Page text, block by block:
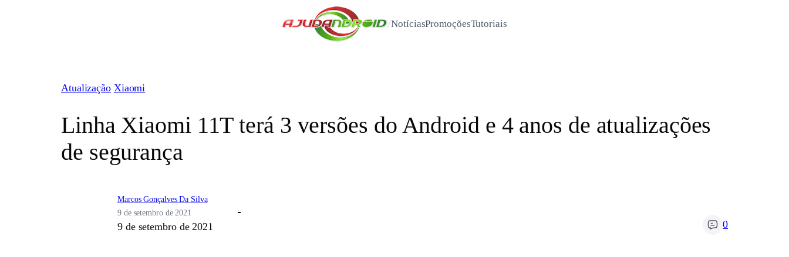
/NotíciasPromoçõesTutoriais
Atualização Xiaomi
Linha Xiaomi 11T terá 3 versões do Android e 4 anos de atualizações
de segurança
Marcos Gonçalves Da Silva
9 de setembro de 2021
9 de setembro de 2021 0